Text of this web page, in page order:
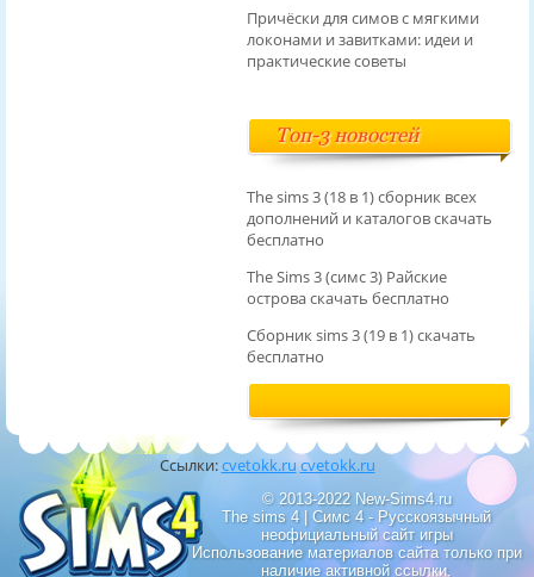
Причёски для симов с мягкими
локонами и завитками: идеи и
практические советы
Топ-3 новостей
The sims 3 (18 в 1) сборник всех
дополнений и каталогов скачать
бесплатно
The Sims 3 (симс 3) Райские
острова скачать бесплатно
Сборник sims 3 (19 в 1) скачать
бесплатно
© 2013-2022 New-Sims4.ru
The sims 4 | Симс 4 - Русскоязычный
неофициальный сайт игры
Использование материалов сайта только при
наличие активной ссылки.
Ссылки:cvetokk.rucvetokk.ru